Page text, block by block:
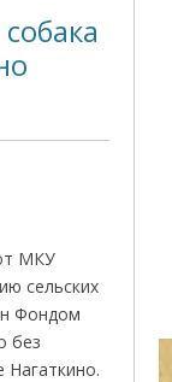
МКУ
сельских
Фондом
без
Нагаткино.